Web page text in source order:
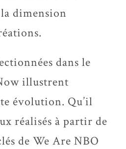
dimension
dans le
illustrent
évolution. Qu’il
réalisés à partir de
de We Are NBO